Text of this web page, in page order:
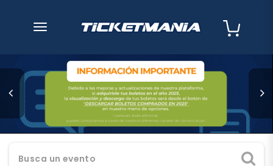
desplegar navegación
Busca un evento